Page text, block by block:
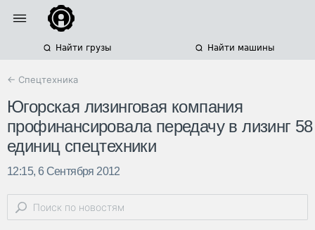
Найти грузы Найти машины
← Спецтехника
Югорская лизинговая компания
профинансировала передачу в лизинг 58
единиц спецтехники
12:15, 6 Сентября 2012